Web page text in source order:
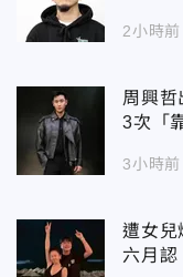
2小時前
周興
3次「
3小時前
遭女
六月認